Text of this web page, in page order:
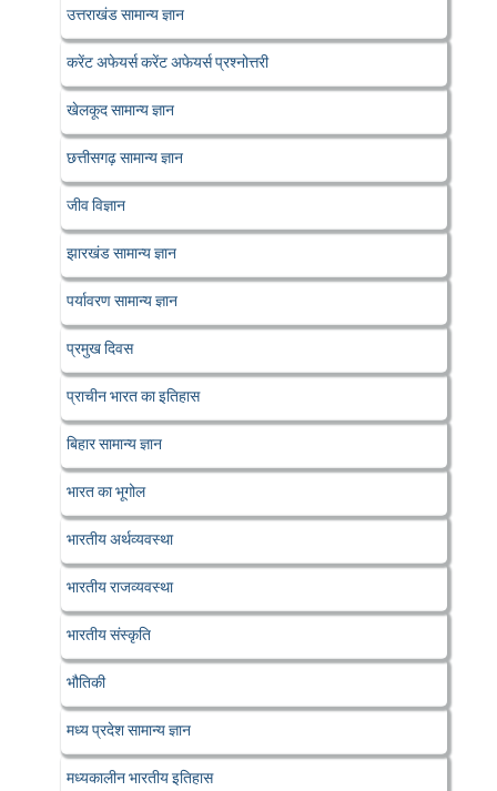
उत्तराखंड सामान्य ज्ञान
करेंट अफेयर्स करेंट अफेयर्स प्रश्नोत्तरी
खेलकूद सामान्य ज्ञान
छत्तीसगढ़ सामान्य ज्ञान
जीव विज्ञान
झारखंड सामान्य ज्ञान
पर्यावरण सामान्य ज्ञान
प्रमुख दिवस
प्राचीन भारत का इतिहास
बिहार सामान्य ज्ञान
भारत का भूगोल
भारतीय अर्थव्यवस्था
भारतीय राजव्यवस्था
भारतीय संस्कृति
भौतिकी
मध्य प्रदेश सामान्य ज्ञान
मध्यकालीन भारतीय इतिहास